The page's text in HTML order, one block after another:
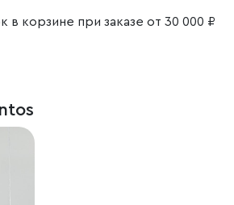
в корзине при заказе от 30 000 ₽